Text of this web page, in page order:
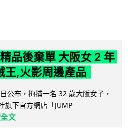
品後棄單 大阪女 2 年
王,火影周邊產品
公布，拘捕一名 32 歲大阪女子，
旗下官方網店「JUMP
文